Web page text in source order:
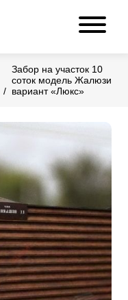
Забор на участок 10
соток модель Жалюзи
вариант «Люкс»